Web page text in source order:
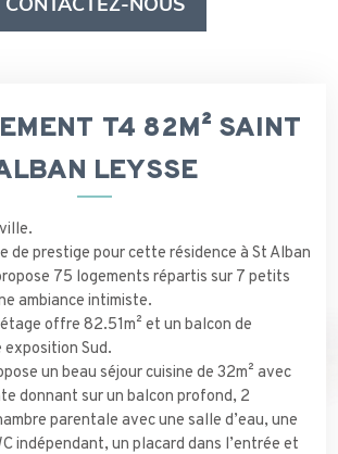
T4 82M² SAINT
LEYSSE
de prestige pour cette résidence à St Alban
75 logements répartis sur 7 petits
ambiance intimiste.
offre 82.51m² et un balcon de
exposition Sud.
un beau séjour cuisine de 32m² avec
donnant sur un balcon profond, 2
parentale avec une salle d’eau, une
indépendant, un placard dans l’entrée et